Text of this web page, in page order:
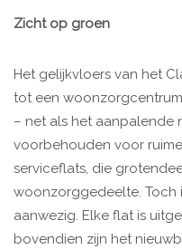
Zicht op groen
Het gelijkvloers van het
tot een
– net als het aanpalende
voorbehouden voor
serviceflats, die
woonzorggedeelte. Toch
aanwezig. Elke flat is
bovendien zijn het